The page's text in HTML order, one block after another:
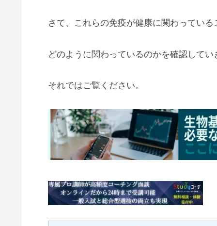
さて、これらの免疫が健康に関わってい
どのように関わっているのかを確認してい
それではご覧ください。